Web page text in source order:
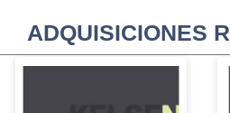
ADQUISICIONES